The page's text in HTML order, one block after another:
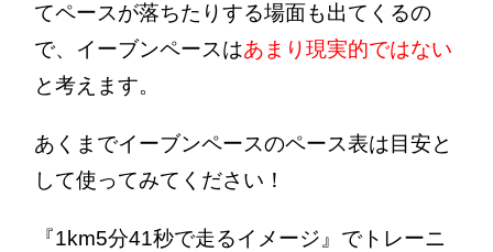
てペースが落ちたりする場面も出てくるの
で、イーブンペースはあまり現実的ではない
と考えます。
あくまでイーブンペースのペース表は目安と
して使ってみてください！
『1km5分41秒で走るイメージ』でトレーニ